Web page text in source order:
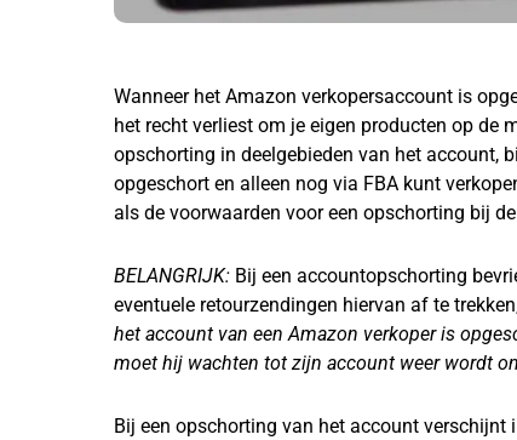
Wanneer het Amazon verkopersaccount is
het recht verliest om je eigen producten op de
opschorting in deelgebieden van het account,
opgeschort en alleen nog via FBA kunt
als de voorwaarden voor een opschorting bij
BELANGRIJK: Bij een accountopschorting
eventuele retourzendingen hiervan af te
het account van een Amazon verkoper is
moet hij wachten tot zijn account weer wordt
Bij een opschorting van het account verschijnt